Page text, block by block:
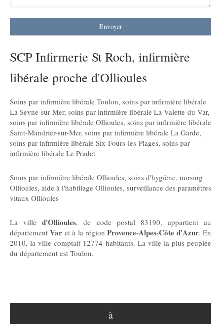
Envoyer
SCP Infirmerie St Roch, infirmière
libérale proche d'Ollioules
Soins par infirmière libérale Toulon, soins par infirmière libérale
La Seyne-sur-Mer, soins par infirmière libérale La Valette-du-Var,
soins par infirmière libérale Ollioules, soins par infirmière libérale
Saint-Mandrier-sur-Mer, soins par infirmière libérale La Garde,
soins par infirmière libérale Six-Fours-les-Plages, soins par
infirmière libérale Le Pradet
Soins par infirmière libérale Ollioules, soins d'hygiène, nursing
Ollioules, aide à l'habillage Ollioules, surveillance des paramètres
vitaux Ollioules
La ville d'Ollioules, de code postal 83190, appartient au
départementVar et à la régionProvence-Alpes-Côte d'Azur. En
2010, la ville comptait 12774 habitants. La ville la plus peuplée
du département est Toulon.
à